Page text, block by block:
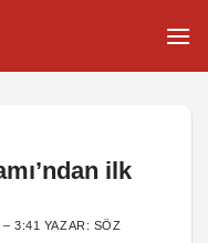
ilk
3:41 YAZAR: SÖZ